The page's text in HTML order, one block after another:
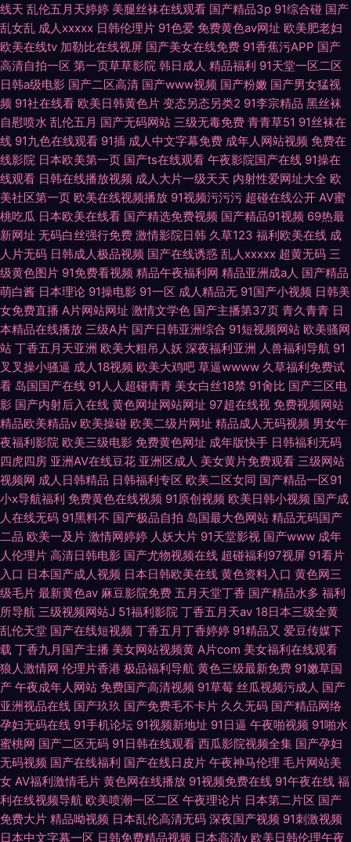
线天 乱伦五月天婷婷 美腿丝袜在线观看 国产精品3p 91综合碰 国产
乱女乱 成人xxxxx 日韩伦理片 91色爱 免费黄色av网址 欧美肥老妇
欧美在线tv 加勒比在线视屏 国产美女在线免费 91香蕉污APP 国产
高清自拍一区 第一页草草影院 韩日成人 精品福利 91天堂一区二区
日韩a级电影 国产二区高清 国产www视频 国产粉嫩 国产男女猛视
频 91社在线看 欧美日韩黄色片 变态另态另类2 91李宗精品 黑丝袜
自慰喷水 乱伦五月 国产无码网站 三级无毒免费 青青草51 91丝袜在
线 91九色在线观看 91插 成人中文字幕免费 成年人网站视频 免费在
线影院 日本欧美第一页 国产ts在线观看 午夜影院国产在线 91操在
线观看 日韩在线播放视频 成人大片一级天天 内射性爱网址大全 欧
美社区第一页 欧美在线视频播放 91视频污污污 超碰在线公开 AV蜜
桃吃瓜 日本欧美在线看 国产精选免费视频 国产精品91视频 69热最
新网址 无码白丝强行免费 激情影院日韩 久草123 福利欧美在线 成
人片无码 日韩成人极品视频 国产在线诱惑 乱人xxxxx 超黄无码 三
级黄色图片 91免费看视频 精品午夜福利网 精品亚洲成a人 国产精品
萌白酱 日本理论 91操电影 91一区 成人精品无 91国产小视频 日韩美
女免费直播 A片网站网址 激情文学色 国产主播第37页 青久青青 日
本精品在线播放 三级A片 国产日韩亚洲综合 91短视频网站 欧美骚网
站 丁香五月天亚洲 欧美大粗吊人妖 深夜福利亚洲 人兽福利导航 91
叉叉操小骚逼 成人18视频 欧美大鸡吧 草逼wwww 久草福利免费试
看 岛国国产在线 91人人超碰青青 美女白丝18禁 91肏比 国产三区电
影 国产内射后入在线 黄色网址网站网址 97超在线视 免费视频网站
精品欧美精品v 欧美操碰 欧美二级片网址 精品成人无码视频 男女午
夜福利影院 欧美三级电影 免费黄色网址 成年版快手 日韩福利无码
四虎四房 亚洲AV在线豆花 亚洲区成人 美女黄片免费观看 三级网站
视频网 成人日韩精品 日韩福利专区 欧美二区女同 国产精品一区91
小x导航福利 免费黄色在线视频 91原创视频 欧美日韩小视频 国产成
人在线无码 91黑料不 国产极品自拍 岛国最大色网站 精品无码国产
二品 欧美一及片 激情网婷婷 人妖大片 91天堂影视 国产www 成年
人伦理片 高清日韩电影 国产尤物视频在线 超碰福利97视屏 91看片
入口 日本国产成人视频 日本日韩欧美在线 黄色资料入口 黄色网三
级毛片 最新黄色av 麻豆影院免费 五月天堂丁香 国产精品水多 福利
所导航 三级视频网站J 51福利影院 丁香五月天av 18日本三级全黄
乱伦天堂 国产在线短视频 丁香五月丁香婷婷 91精品又 爱豆传媒下
载 丁香九月国产主播 美女网站视频黄 A片com 美女福利在线观看
狼人激情网 伦理片香港 极品福利导航 黄色三级最新免费 91嫩草国
产 午夜成年人网站 免费国产高清视频 91草莓 丝瓜视频污成人 国产
亚洲视品在线 国产玖玖 国产免费毛不卡片 久久无码 国产精品网络
孕妇无码在线 91手机论坛 91视频新地址 91日逼 午夜啪视频 91啪水
蜜桃网 国产二区无码 91日韩在线观看 西瓜影院视频全集 国产孕妇
无码视频 国产在线福利 国产在线日皮片 午夜神马伦理 毛片网站美
女 AV福利激情毛片 黄色网在线播放 91视频免费在线 91午夜在线 福
利在线视频导航 欧美喷潮一区二区 午夜理论片 日本第二片区 国产
免费大片 精品呦视频 日本乱伦高清无码 深夜国产视频 91刺激视频
日本中文字幕一区 日韩免费精品视频 日本高清v 欧美日韩伦理午夜